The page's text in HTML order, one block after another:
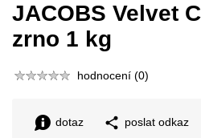
JACOBS Velvet
zrno 1 kg
hodnocení (0)
dotaz poslat odkaz